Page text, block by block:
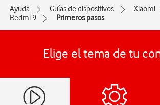
Ayuda Guías de dispositivos
Xiaomi
Redmi 9
Primeros pasos
Elige el tema de tu